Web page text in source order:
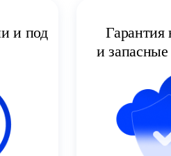
и под
Гарантия
и запасные